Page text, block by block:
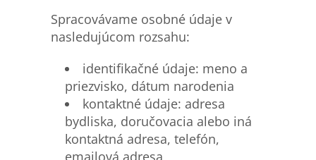
Spracovávame osobné údaje v
nasledujúcom rozsahu:
identifikačné údaje: meno a
priezvisko, dátum narodenia
kontaktné údaje: adresa
bydliska, doručovacia alebo iná
kontaktná adresa, telefón,
emailová adresa,